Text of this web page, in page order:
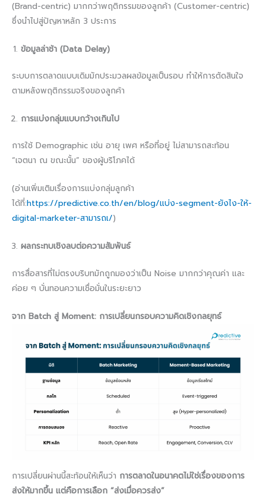
(Brand-centric) มากกว่าพฤติกรรมของลูกค้า (Customer-centric)
ซึ่งนำไปสู่ปัญหาหลัก 3 ประการ
ข้อมูลล่าช้า (Data Delay)
ระบบการตลาดแบบเดิมมักประมวลผลข้อมูลเป็นรอบ ทำให้การตัดสินใจ
ตามหลังพฤติกรรมจริงของลูกค้า
การแบ่งกลุ่มแบบกว้างเกินไป
การใช้ Demographic เช่น อายุ เพศ หรือที่อยู่ ไม่สามารถสะท้อน
“เจตนา ณ ขณะนั้น” ของผู้บริโภคได้
(อ่านเพิ่มเติมเรื่องการแบ่งกลุ่มลูกค้า
ได้ที่:https://predictive.co.th/en/blog/แบ่ง-segment-ยังไง-ให้-
digital-marketer-สามารถเ/)
ผลกระทบเชิงลบต่อความสัมพันธ์
การสื่อสารที่ไม่ตรงบริบทมักถูกมองว่าเป็น Noise มากกว่าคุณค่า และ
ค่อย ๆ บั่นทอนความเชื่อมั่นในระยะยาว
จาก Batch สู่ Moment: การเปลี่ยนกรอบความคิดเชิงกลยุทธ์
การเปลี่ยนผ่านนี้สะท้อนให้เห็นว่า การตลาดในอนาคตไม่ใช่เรื่องของการ
ส่งให้มากขึ้น แต่คือการเลือก “ส่งเมื่อควรส่ง”